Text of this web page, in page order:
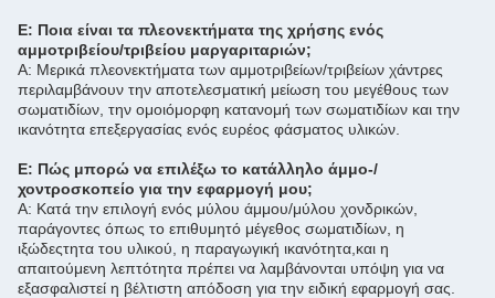
Ε: Ποια είναι τα πλεονεκτήματα της χρήσης ενός
αμμοτριβείου/τριβείου μαργαριταριών;
Α: Μερικά πλεονεκτήματα των αμμοτριβείων/τριβείων χάντρες
περιλαμβάνουν την αποτελεσματική μείωση του μεγέθους των
σωματιδίων, την ομοιόμορφη κατανομή των σωματιδίων και την
ικανότητα επεξεργασίας ενός ευρέος φάσματος υλικών.
Ε: Πώς μπορώ να επιλέξω το κατάλληλο άμμο-/
χοντροσκοπείο για την εφαρμογή μου;
Α: Κατά την επιλογή ενός μύλου άμμου/μύλου χονδρικών,
παράγοντες όπως το επιθυμητό μέγεθος σωματιδίων, η
ιξώδεςτητα του υλικού, η παραγωγική ικανότητα,και η
απαιτούμενη λεπτότητα πρέπει να λαμβάνονται υπόψη για να
εξασφαλιστεί η βέλτιστη απόδοση για την ειδική εφαρμογή σας.